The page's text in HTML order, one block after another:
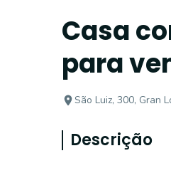
Casa
para
São Luiz, 300, Gran
Descrição